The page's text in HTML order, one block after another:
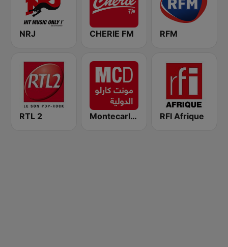
NRJ CHERIE FM RFM
RTL 2 Montecarlo al doualiya (مونت كارلو الدولية) RFI Afrique